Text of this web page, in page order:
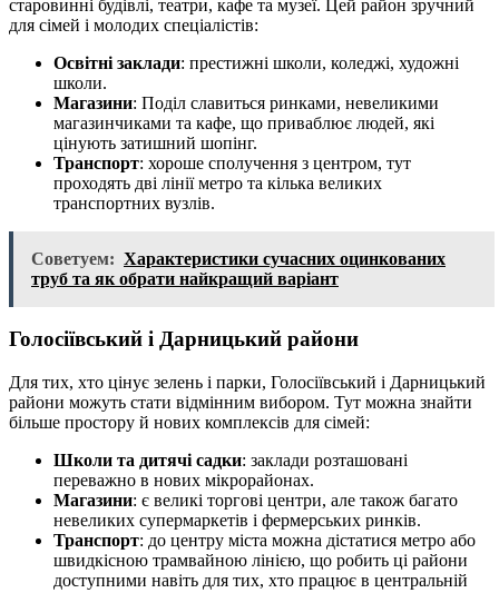
старовинні будівлі, театри, кафе та музеї. Цей район зручний
для сімей і молодих спеціалістів:
Освітні заклади: престижні школи, коледжі, художні
школи.
Магазини: Поділ славиться ринками, невеликими
магазинчиками та кафе, що приваблює людей, які
цінують затишний шопінг.
Транспорт: хороше сполучення з центром, тут
проходять дві лінії метро та кілька великих
транспортних вузлів.
Советуем: Характеристики сучасних оцинкованих
труб та як обрати найкращий варіант
Голосіївський і Дарницький райони
Для тих, хто цінує зелень і парки, Голосіївський і Дарницький
райони можуть стати відмінним вибором. Тут можна знайти
більше простору й нових комплексів для сімей:
Школи та дитячі садки: заклади розташовані
переважно в нових мікрорайонах.
Магазини: є великі торгові центри, але також багато
невеликих супермаркетів і фермерських ринків.
Транспорт: до центру міста можна дістатися метро або
швидкісною трамвайною лінією, що робить ці райони
доступними навіть для тих, хто працює в центральній